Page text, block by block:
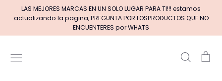
directamente
contenido
LAS MEJORES MARCAS EN UN SOLO LUGAR PARA TI!!! estamos
actualizando la pagina, PREGUNTA POR LOSPRODUCTOS QUE NO
ENCUENTERES por WHATS
Buscar